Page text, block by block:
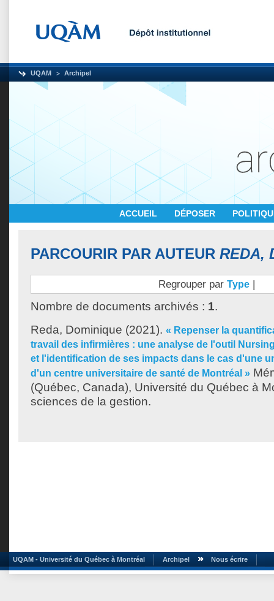
UQAM Archipel
ACCUEIL DÉPOSER
PARCOURIR PAR AUTEUR REDA,
Regrouper par Type |
Nombre de documents archivés : 1.
Reda, Dominique (2021). « Repenser la
travail des infirmières : une analyse de l'outil
et l'identification de ses impacts dans le cas d'une
d'un centre universitaire de santé de Montréal »
(Québec, Canada), Université du Québec à
sciences de la gestion.
UQAM - Université du Québec à Montréal Archipel Nous écrire